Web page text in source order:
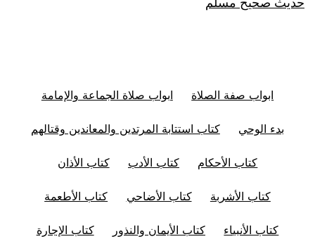
ابواب صفة الصلاة ابواب صلاة الجماعة والإمامة
بدء الوحي كتاب استتابة المرتدين والمعاندين وقتالهم
كتاب الأحكام كتاب الأدب كتاب الأذان
كتاب الأشربة كتاب الأضاحي كتاب الأطعمة
كتاب الأنبياء كتاب الأيمان والنذور كتاب الإجارة